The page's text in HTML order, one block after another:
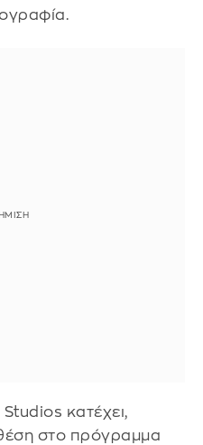
κατέχει,
στο πρόγραμμα